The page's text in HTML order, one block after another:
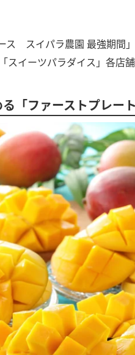
ス スイパラ農園 最強期間
スイーツパラダイス」各店
「ファーストプレート